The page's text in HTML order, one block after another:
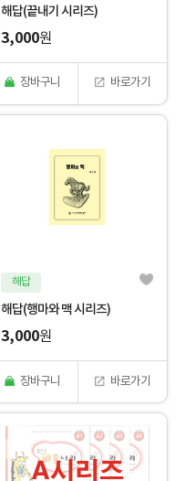
해답(끝내기 시리즈)
3,000원
장바구니 바로가기
해답
해답(행마와 맥 시리즈)
3,000원
장바구니 바로가기